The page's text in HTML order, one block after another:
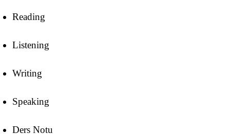
Reading
Listening
Writing
Speaking
Ders Notu